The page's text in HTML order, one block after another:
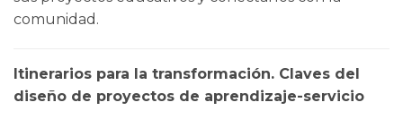
comunidad.
Itinerarios para la transformación. Claves del
diseño de proyectos de aprendizaje-servicio